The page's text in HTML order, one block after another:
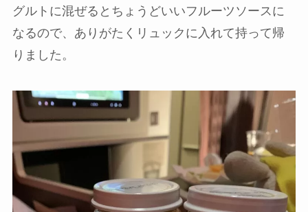
グルトに混ぜるとちょうどいいフルーツソースに
なるので、ありがたくリュックに入れて持って帰
りました。